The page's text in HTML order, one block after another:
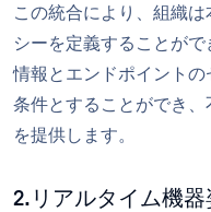
この統合により、組織
シーを定義することが
情報とエンドポイント
条件とすることができ
を提供します。
2.リアルタイム機器